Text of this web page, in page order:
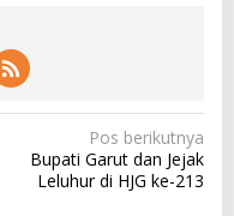
Pos berikutnya
Bupati Garut dan Jejak
Leluhur di HJG ke-213